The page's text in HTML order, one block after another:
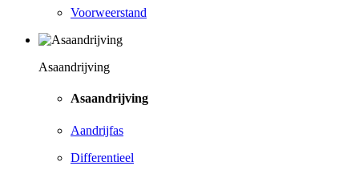
Voorweerstand
Asaandrijving
Asaandrijving
Aandrijfas
Differentieel